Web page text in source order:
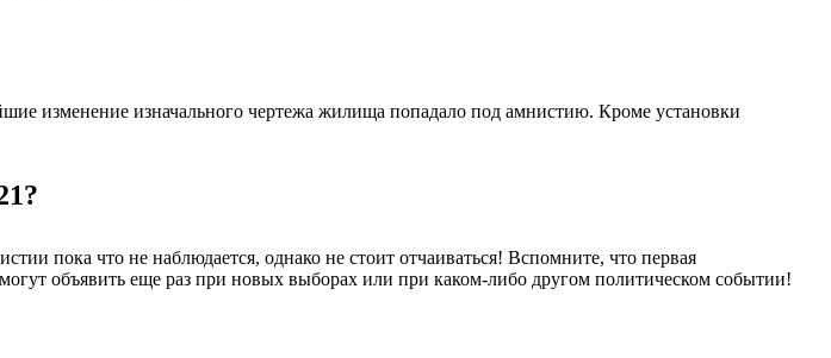
изменение изначального чертежа жилища попадало под амнистию. Кроме установки
пока что не наблюдается, однако не стоит отчаиваться! Вспомните, что первая
объявить еще раз при новых выборах или при каком-либо другом политическом событии!